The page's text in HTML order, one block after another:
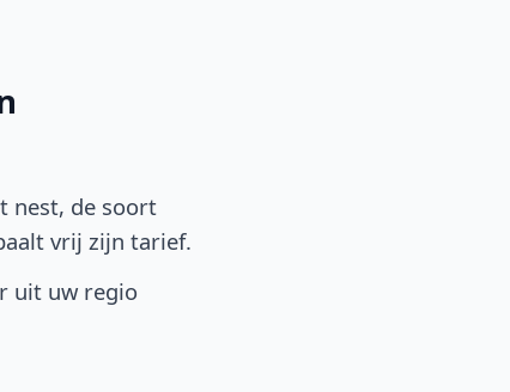
nest, de soort
vrij zijn tarief.
uit uw regio